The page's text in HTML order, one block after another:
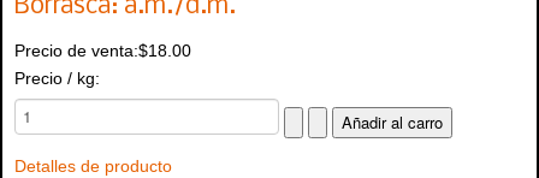
Borrasca: a.m./d.m.
Precio de venta:$18.00
Precio / kg:
Detalles de producto